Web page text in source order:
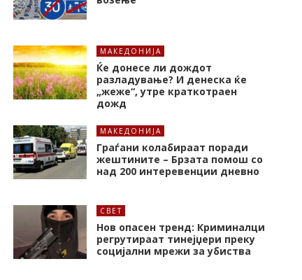
МАКЕДОНИЈА
Ќе донесе ли дождот
разладување? И денеска ќе
„жеже“, утре краткотраен
дожд
МАКЕДОНИЈА
Граѓани колабираат поради
жештините – Брзата помош со
над 200 интеревенции дневно
СВЕТ
Нов опасен тренд: Криминалци
регрутираат тинејџери преку
социјални мрежи за убиства